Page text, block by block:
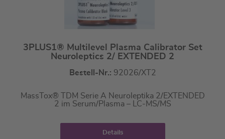
3PLUS1® Multilevel Plasma Calibrator Set
Neuroleptics 2/ EXTENDED 2
Bestell-Nr.: 92026/XT2
MassTox® TDM Serie A Neuroleptika 2/EXTENDED
2 im Serum/Plasma – LC-MS/MS
Details